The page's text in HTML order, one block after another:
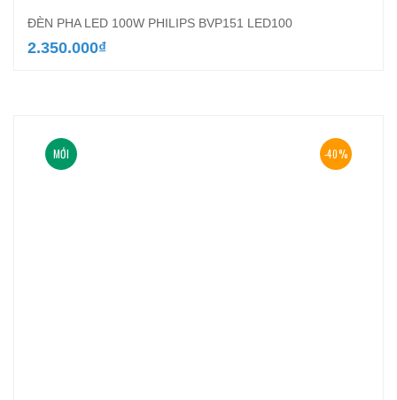
ĐÈN PHA LED 100W PHILIPS BVP151 LED100
2.350.000₫
-40%
MỚI